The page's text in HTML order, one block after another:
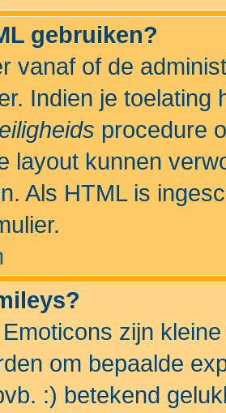
gebruiken?
vanaf of de
Indien je
procedure
layout kunnen
Als HTML is
zijn
om bepaalde
:) betekend